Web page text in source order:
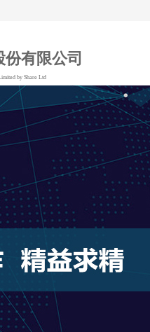
有限公司
by Share Ltd